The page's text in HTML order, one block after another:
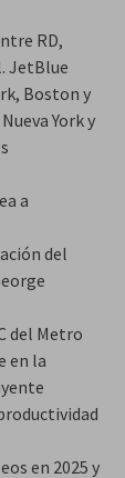
RD,
JetBlue
Boston y
York y
a
del
del Metro
en la
en 2025 y